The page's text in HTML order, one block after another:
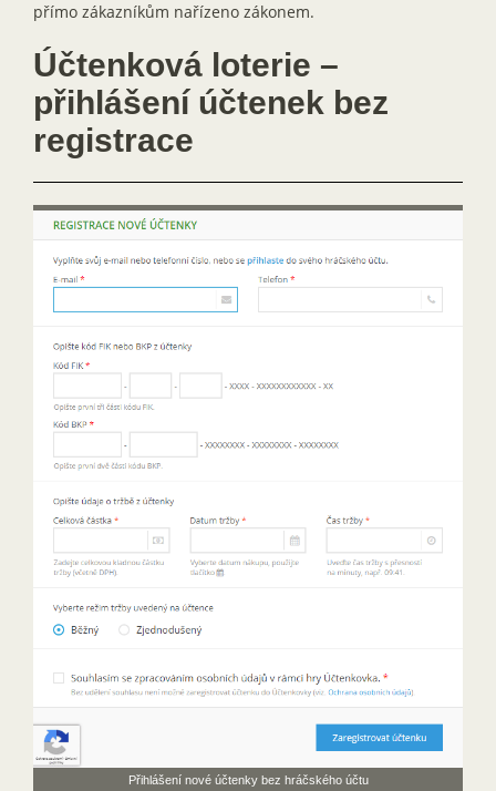
přímo zákazníkům nařízeno zákonem.
Účtenková loterie –
přihlášení účtenek bez
registrace
Přihlášení nové účtenky bez hráčského účtu